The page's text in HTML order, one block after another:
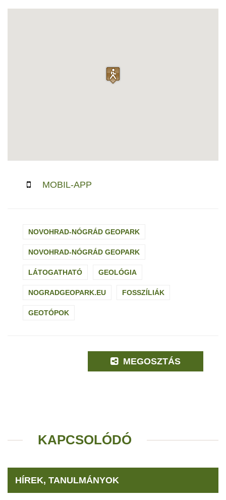
MOBIL-APP
NOVOHRAD-NÓGRÁD GEOPARK
NOVOHRAD-NÓGRÁD GEOPARK
LÁTOGATHATÓ GEOLÓGIA
NOGRADGEOPARK.EU FOSSZÍLIÁK
GEOTÓPOK
MEGOSZTÁS
KAPCSOLÓDÓ
HÍREK, TANULMÁNYOK